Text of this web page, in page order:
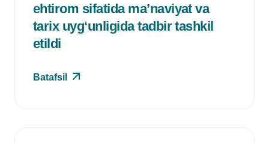
ehtirom sifatida ma’naviyat va
tarix uyg‘unligida tadbir tashkil
etildi
Batafsil